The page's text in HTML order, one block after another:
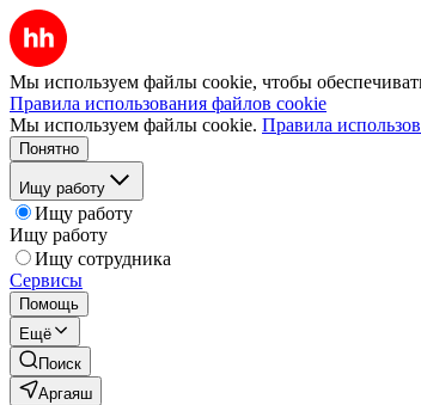
Мы используем файлы cookie, чтобы
Правила использования файлов cookie
Мы используем файлы cookie. Правила
Понятно
Ищу работу
Ищу работу
Ищу работу
Ищу сотрудника
Сервисы
Помощь
Ещё
Поиск
Аргаяш